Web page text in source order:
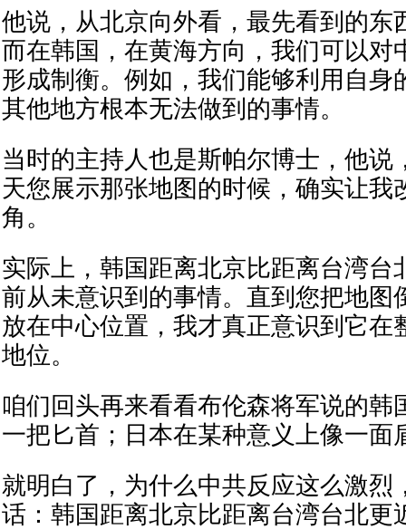
他说，从北京向外看，最先看到的东
而在韩国，在黄海方向，我们可以对
形成制衡。例如，我们能够利用自身
其他地方根本无法做到的事情。
当时的主持人也是斯帕尔博士，他说
天您展示那张地图的时候，确实让我
角。
实际上，韩国距离北京比距离台湾台
前从未意识到的事情。直到您把地图
放在中心位置，我才真正意识到它在
地位。
咱们回头再来看看布伦森将军说的韩
一把匕首；日本在某种意义上像一面
就明白了，为什么中共反应这么激烈
话：韩国距离北京比距离台湾台北更